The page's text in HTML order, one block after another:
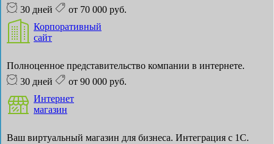
30 дней
от 70 000 руб.
Корпоративный
сайт
Полноценное представительство компании в интернете.
30 дней
от 90 000 руб.
Интернет
магазин
Ваш виртуальный магазин для бизнеса. Интеграция с 1С.